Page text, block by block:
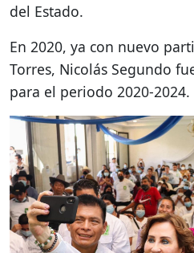
del Estado.
En 2020, ya con nuevo
Torres, Nicolás Segundo
para el periodo 2020-2024.